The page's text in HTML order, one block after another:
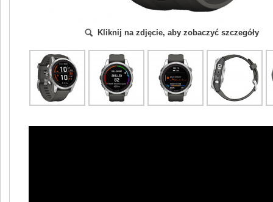
Kliknij na zdjęcie, aby zobaczyć szczegóły